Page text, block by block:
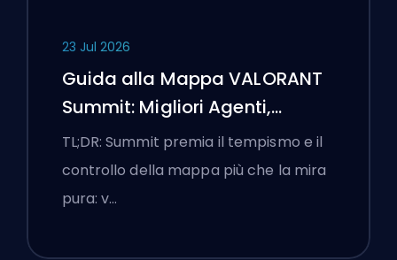
23 Jul 2026
Guida alla Mappa VALORANT
Summit: Migliori Agenti,
Chiamate e Fumogeni
TL;DR: Summit premia il tempismo e il
controllo della mappa più che la mira
pura: v…